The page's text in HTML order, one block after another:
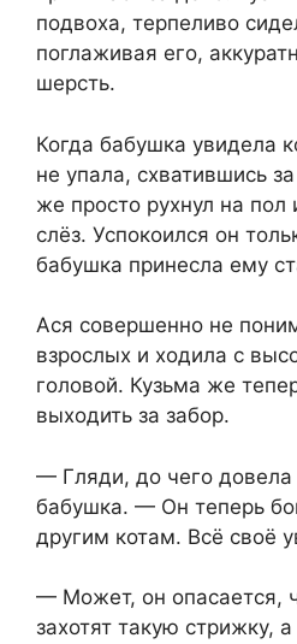
подвоха, терпеливо
поглаживая его,
шерсть.
Когда бабушка увидела
не упала, схватившись
же просто рухнул на пол
слёз. Успокоился он
бабушка принесла ему
Ася совершенно не
взрослых и ходила с
головой. Кузьма же
выходить за забор.
— Гляди, до чего довела
бабушка. — Он теперь
другим котам. Всё своё
— Может, он опасается,
захотят такую стрижку,